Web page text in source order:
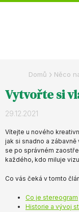
Domů Něco
Vytvořte si
29.12.2021
Vítejte u nového
jak si snadno a
se po správném
každého, kdo miluje
Co vás čeká v tomto
Co je stereogram
Historie a vývoj